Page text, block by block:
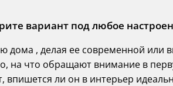
вариант под любое
дома , делая ее современной или
на что обращают внимание в
ли он в интерьер